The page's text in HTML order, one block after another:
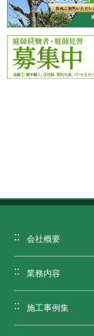
会社概要
業務内容
施工事例集